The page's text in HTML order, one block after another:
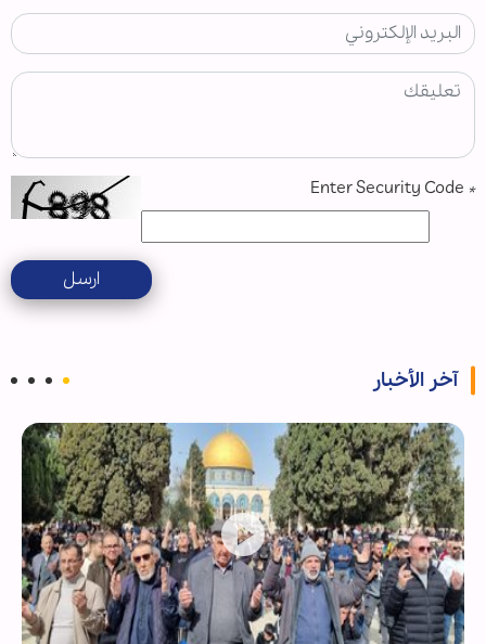
*
ارسل
آخر الأخبار